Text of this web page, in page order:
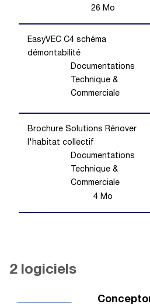
26 Mo
EasyVEC C4 schéma
démontabilité
Documentations
Technique &
Commerciale
Brochure Solutions Rénover
l'habitat collectif
Documentations
Technique &
Commerciale
4Mo
2 logiciels